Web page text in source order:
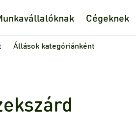
Cégeknek
Állások kategóriánként